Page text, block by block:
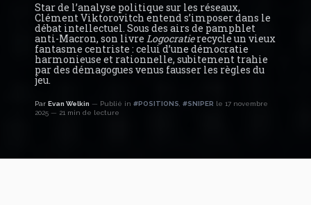
Star de l’analyse politique sur les réseaux,
Clément Viktorovitch entend s’imposer dans le
débat intellectuel. Sous des airs de pamphlet
anti-Macron, son livre Logocratierecycle un vieux
fantasme centriste : celui d’une démocratie
harmonieuse et rationnelle, subitement trahie
par des démagogues venus fausser les règles du
jeu.
Par Evan Welkin Publié in #POSITIONS #SNIPER le 17 novembre
2025
21 min de lecture